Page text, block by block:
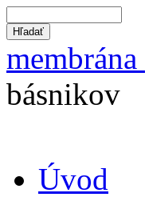
membrána
básnikov
Úvod